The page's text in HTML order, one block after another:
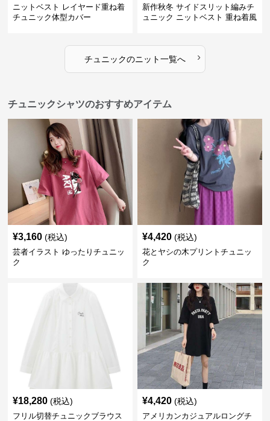
ニットベスト レイヤード重ね着
チュニック体型カバー
新作秋冬 サイドスリット編みチ
ュニック ニットベスト 重ね着風
チュニックのニット一覧へ ›
チュニックシャツのおすすめアイテム
¥3,160 (税込)
芸者イラスト ゆったりチュニッ
ク
¥4,420 (税込)
花とヤシの木プリントチュニッ
ク
¥18,280 (税込)
フリル切替チュニックブラウス
¥4,420 (税込)
アメリカンカジュアルロングチ